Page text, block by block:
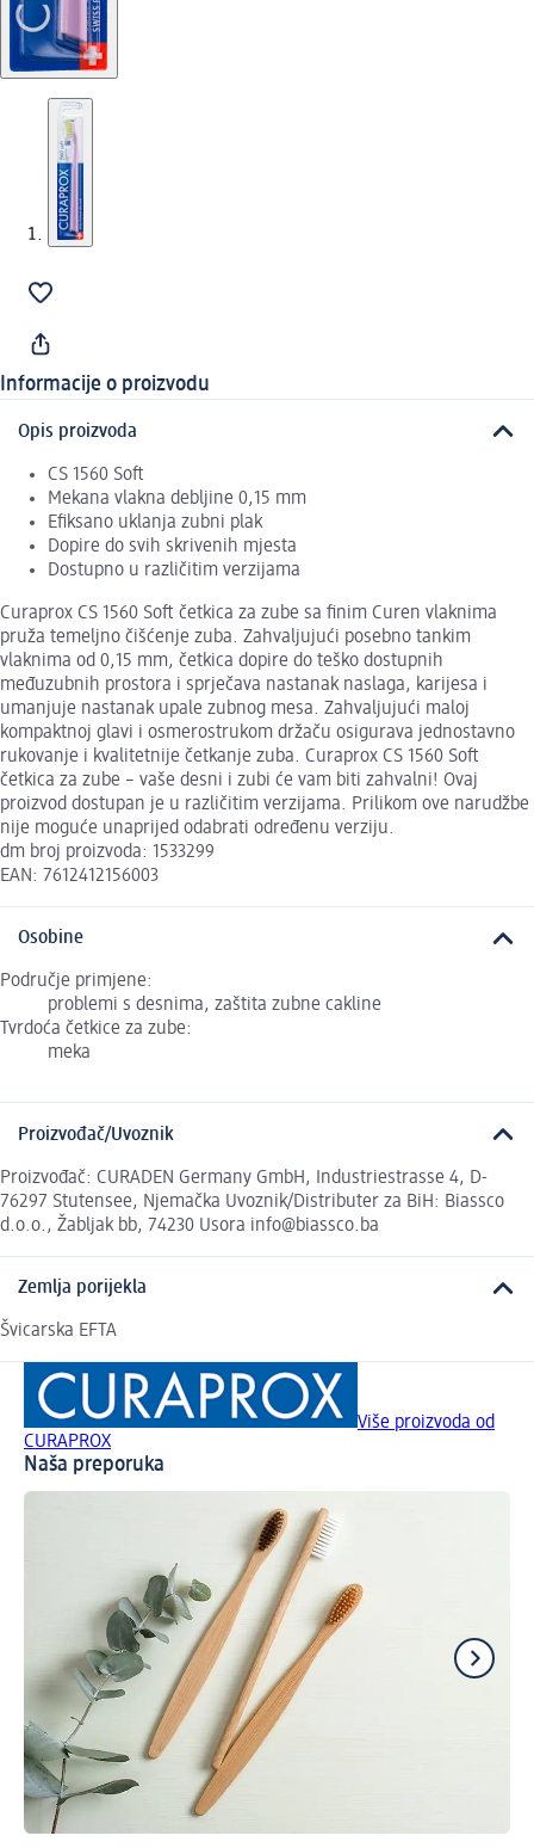
Informacije o proizvodu
Opis proizvoda
CS 1560 Soft
Mekana vlakna debljine 0,15 mm
Efiksano uklanja zubni plak
Dopire do svih skrivenih mjesta
Dostupno u različitim verzijama
Curaprox CS 1560 Soft četkica za zube sa finim Curen vlaknima
pruža temeljno čišćenje zuba. Zahvaljujući posebno tankim
vlaknima od 0,15 mm, četkica dopire do teško dostupnih
međuzubnih prostora i sprječava nastanak naslaga, karijesa i
umanjuje nastanak upale zubnog mesa. Zahvaljujući maloj
kompaktnoj glavi i osmerostrukom držaču osigurava jednostavno
rukovanje i kvalitetnije četkanje zuba. Curaprox CS 1560 Soft
četkica za zube – vaše desni i zubi će vam biti zahvalni! Ovaj
proizvod dostupan je u različitim verzijama. Prilikom ove narudžbe
nije moguće unaprijed odabrati određenu verziju.
dm broj proizvoda: 1533299
EAN: 7612412156003
Osobine
Područje primjene:
problemi s desnima, zaštita zubne cakline
Tvrdoća četkice za zube:
meka
Proizvođač/Uvoznik
Proizvođač: CURADEN Germany GmbH, Industriestrasse 4, D-
76297 Stutensee, Njemačka Uvoznik/Distributer za BiH: Biassco
d.o.o., Žabljak bb, 74230 Usora info@biassco.ba
Zemlja porijekla
Švicarska EFTA
Više proizvoda od
CURAPROX
Naša preporuka